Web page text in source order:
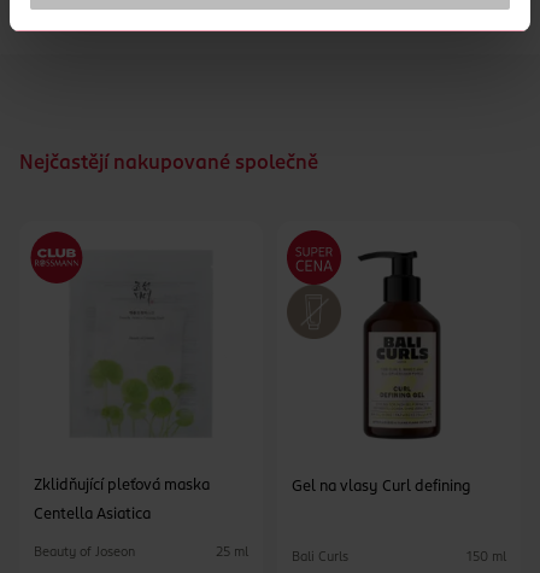
Láhev je po použití recyklovatelná
Nejčastějí nakupované společně
Zklidňující pleťová maska
Centella Asiatica
Beauty of Joseon 25 ml
Gel na vlasy Curl defining
Bali Curls 150 ml